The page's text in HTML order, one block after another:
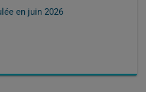
en juin 2026